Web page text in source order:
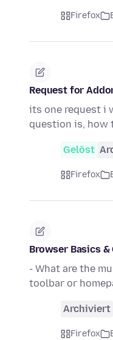
Firefox
Request for
its one request i
question is, how
Gelöst
Firefox
Browser Basics
- What are the
toolbar or
Archiviert
Firefox